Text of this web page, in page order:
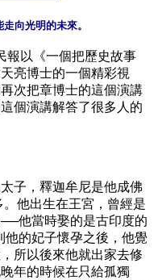
報以《一個把歷史故事
亮博士的一個精彩視
次把章博士的這個演講
個演講解答了很多人的
子，釋迦牟尼是他成佛
他出生在王宮，曾經是
他當時娶的是古印度的
的妃子懷孕之後，他覺
所以後來他就出家去修
年的時候在只給孤獨